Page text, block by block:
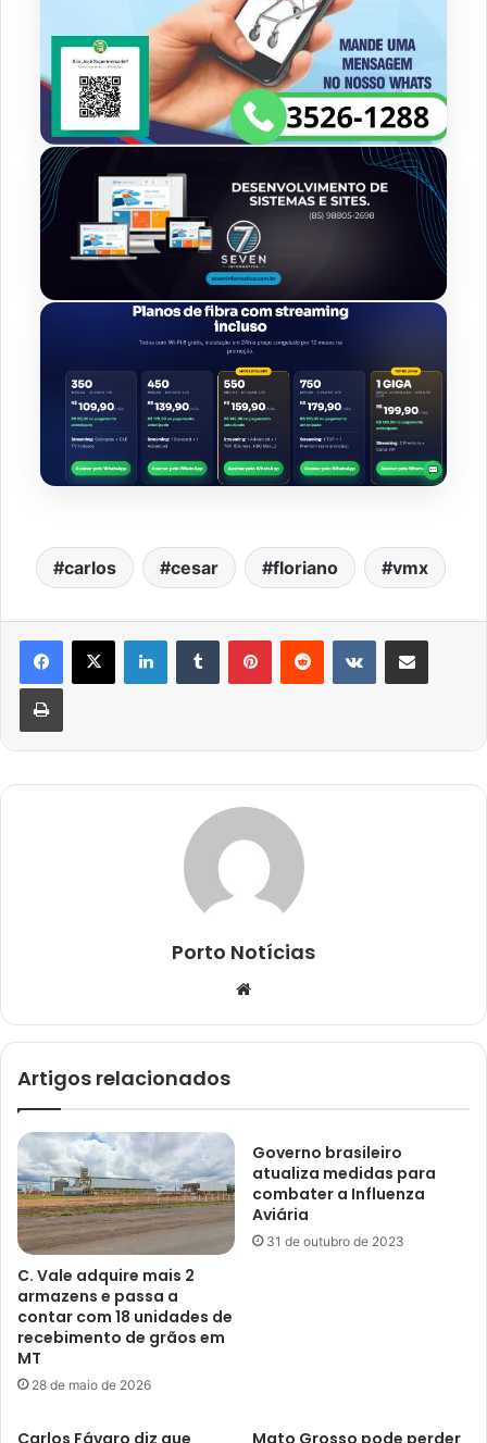
carlos cesar floriano vmx
LinkedinTumblr PinterestReddit VK Compartilhar via e-mail
Imprimir
Porto Notícias
Artigos relacionados
C. Vale adquire mais 2
armazens e passa a
contar com 18 unidades de
recebimento de grãos em
MT
28 de maio de 2026
Governo brasileiro
atualiza medidas para
combater a Influenza
Aviária
31 de outubro de 2023
Carlos Fávaro diz que Mato Grosso pode perder